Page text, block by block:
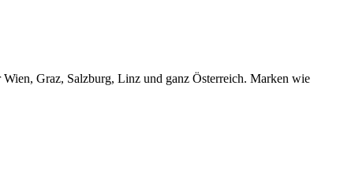
Graz, Salzburg, Linz und ganz Österreich. Marken wie